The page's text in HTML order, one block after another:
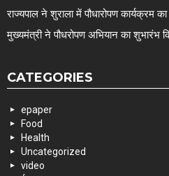
राज्यपाल ने शुराला में पौधारोपण कार्यक्रम
मुख्यमंत्री ने पौधरोपण अभियान का शुभारंभ
CATEGORIES
epaper
Food
Health
Uncategorized
video